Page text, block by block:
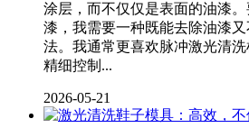
涂层，而不仅仅是表面的油漆
漆，我需要一种既能去除油漆
法。我通常更喜欢脉冲激光清
精细控制...
2026-05-21